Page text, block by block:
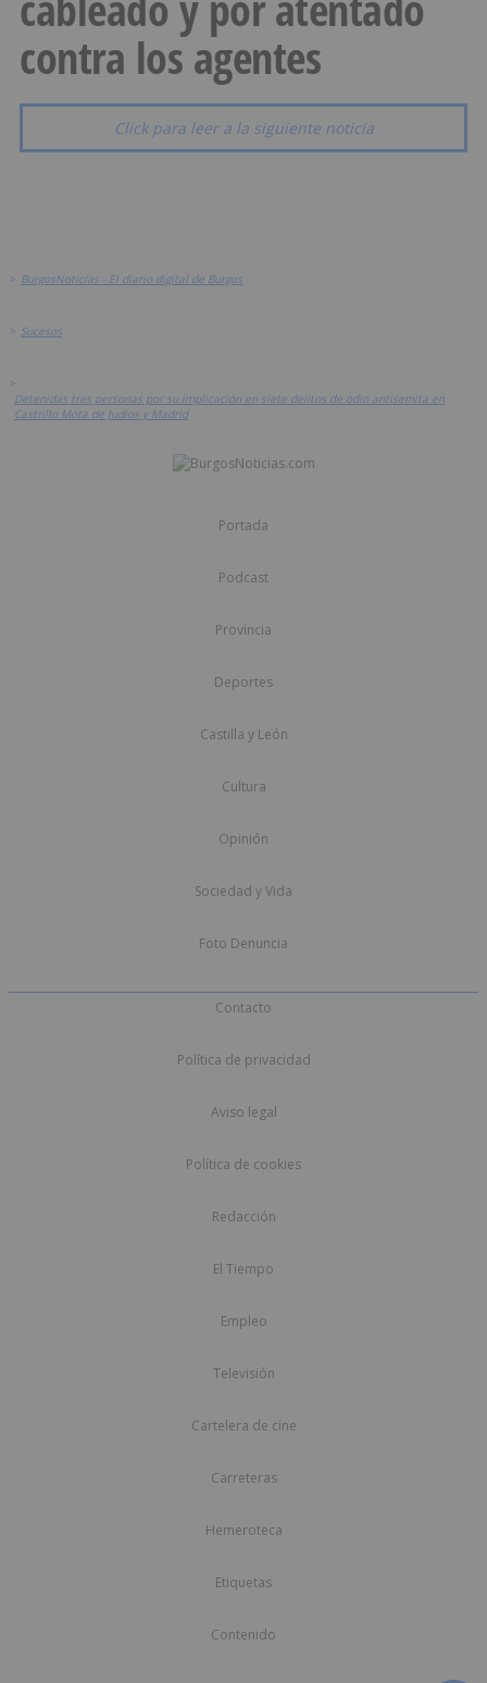
contra los agentes
Click para leer a la siguiente noticia
> BurgosNoticias - El diario digital de Burgos
> Sucesos
>
Detenidas tres personas por su implicación en siete delitos de odio antisemita en
Castrillo Mota de Judíos y Madrid
Portada
Podcast
Provincia
Deportes
Castilla y León
Cultura
Opinión
Sociedad y Vida
Foto Denuncia
Contacto
Política de privacidad
Aviso legal
Política de cookies
Redacción
El Tiempo
Empleo
Televisión
Cartelera de cine
Carreteras
Hemeroteca
Etiquetas
Contenido